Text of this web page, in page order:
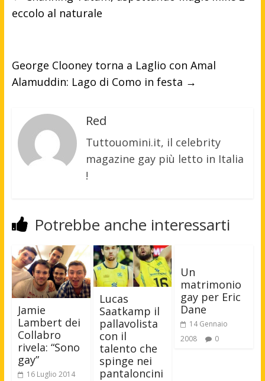
eccolo al naturale
George Clooney torna a Laglio con Amal
Alamuddin: Lago di Como in festa →
Red
Tuttouomini.it, il celebrity
magazine gay più letto in Italia
!
Potrebbe anche interessarti
Jamie
Lambert dei
Collabro
rivela: “Sono
gay”
16 Luglio 2014
Lucas
Saatkamp il
pallavolista
con il
talento che
spinge nei
pantaloncini
Un
matrimonio
gay per Eric
Dane
14 Gennaio
2008
0